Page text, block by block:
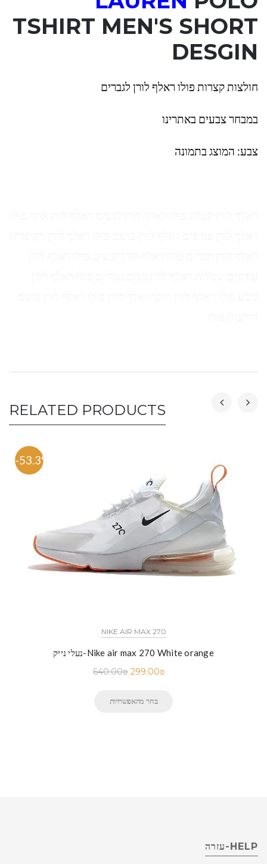
TSHIRT MEN'S SHORT
DESGIN
חולצות קצרות פולו ראלף לורן לגברים
במבחר צבעים באתרינו
צבע: המוצג בתמונה
RELATED PRODUCTS
-53.3%
NIKE AIR MAX 270
נעלי נייק-Nike air max 270 White orange
640.00₪ 299.00₪
בחר מהאפשרויות
HELP-עזרה